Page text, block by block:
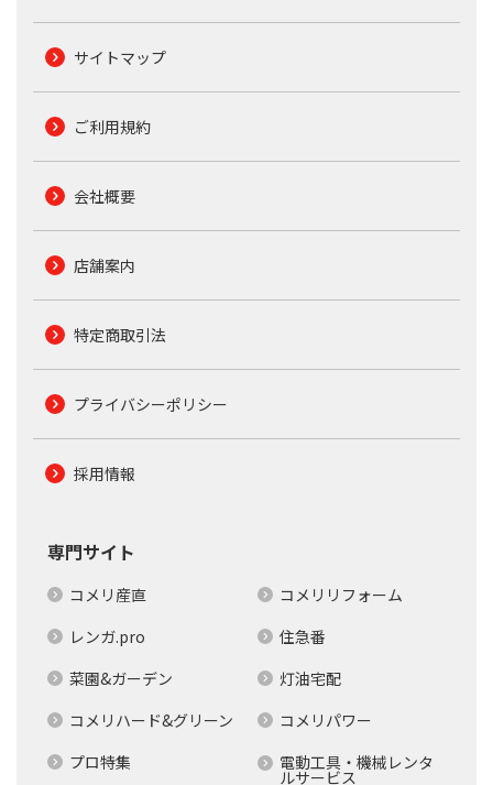
サイトマップ
ご利用規約
会社概要
店舗案内
特定商取引法
プライバシーポリシー
採用情報
専門サイト
コメリ産直
コメリリフォーム
レンガ.pro
住急番
菜園&ガーデン
灯油宅配
コメリハード&グリーン
コメリパワー
プロ特集
電動工具・機械レンタ
ルサービス